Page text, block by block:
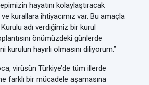
hayatını kolaylaştıracak
kurallara ihtiyacımız var. Bu amaçla
adı verdiğimiz bir kurul
önümüzdeki günlerde
kurulun hayırlı olmasını diliyorum.”
virüsün Türkiye’de tüm illerde
farklı bir mücadele aşamasına